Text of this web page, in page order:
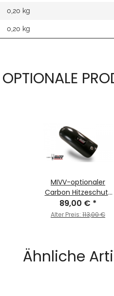
0,20 kg
0,20 kg
OPTIONALE
MIVV-optionaler
Carbon Hitzeschutz
NORDEN 901 BJ. 2022
89,00 € *
Alter Preis: 113,00 €
Ähnliche